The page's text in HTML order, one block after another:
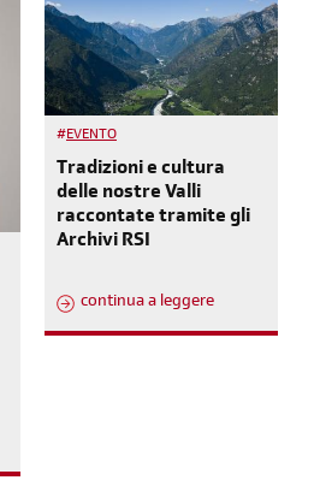
#EVENTO
Tradizioni e cultura
delle nostre Valli
raccontate tramite gli
Archivi RSI
continua a leggere